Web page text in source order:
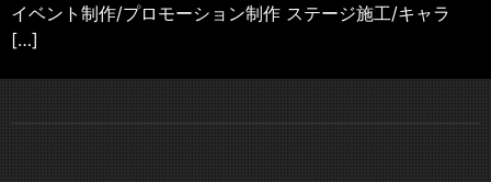
イベント制作/プロモーション制作 ステージ施工/キャラ
[…]